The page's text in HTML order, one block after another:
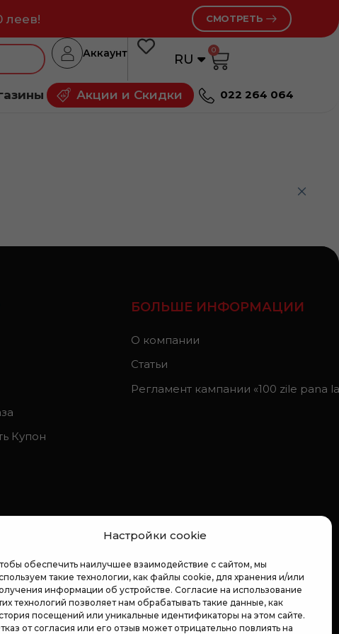
Настройки cookie
обеспечить наилучшее взаимодействие с сайтом, мы
такие технологии, как файлы cookie, для хранения и/или
информации об устройстве. Согласие на использование
технологий позволяет нам обрабатывать такие данные, как
посещений или уникальные идентификаторы на этом сайте.
от согласия или его отзыв может отрицательно повлиять на
леев! СМОТРЕТЬ
Аккаунт RU
RO
0
Акции и Скидки 022 264 064
Купон
БОЛЬШЕ ИНФОРМАЦИИ
О компании
Статьи
Регламент кампании «100 zile pana la